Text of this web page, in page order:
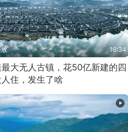
16:34
大无人古镇，花50亿新建的四
住，发生了啥